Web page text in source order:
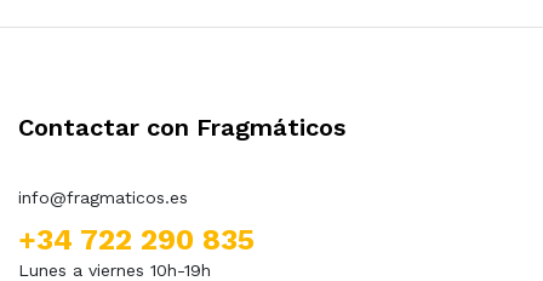
Contactar con Fragmáticos
info@fragmaticos.es
+34 722 290 835
Lunes a viernes 10h-19h